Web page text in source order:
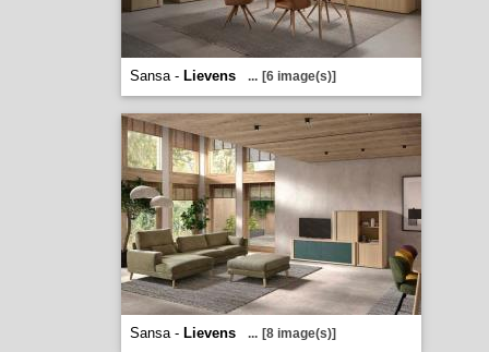
Sansa - Lievens ... [6 image(s)]
Sansa - Lievens ... [8 image(s)]